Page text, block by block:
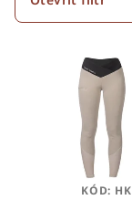
r
KÓD: